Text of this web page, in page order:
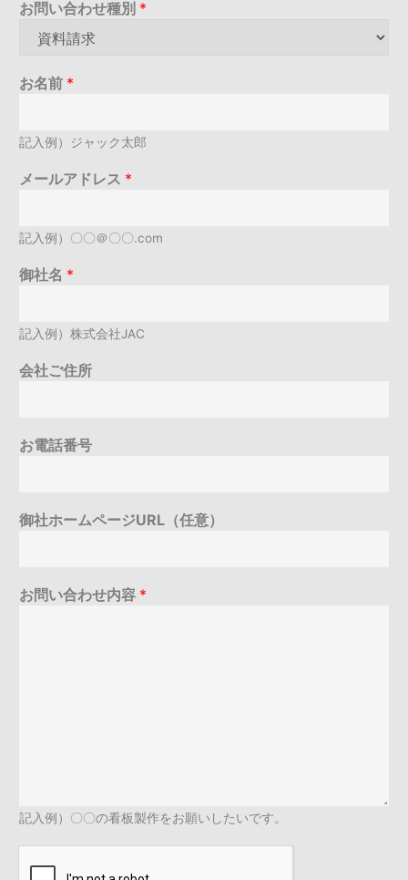
お問い合わせ種別 *
お名前 *
記入例）ジャック太郎
メールアドレス *
記入例）〇〇＠〇〇.com
御社名 *
記入例）株式会社JAC
会社ご住所
お電話番号
御社ホームページURL（任意）
お問い合わせ内容 *
記入例）〇〇の看板製作をお願いしたいです。